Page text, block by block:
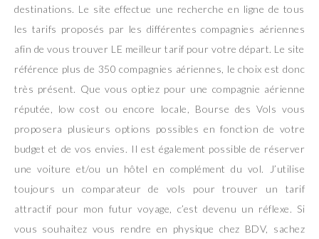
destinations. Le site effectue une recherche en ligne de tous
les tarifs proposés par les différentes compagnies aériennes
afin de vous trouver LE meilleur tarif pour votre départ. Le site
référence plus de 350 compagnies aériennes, le choix est donc
très présent. Que vous optiez pour une compagnie aérienne
réputée, low cost ou encore locale, Bourse des Vols vous
proposera plusieurs options possibles en fonction de votre
budget et de vos envies. Il est également possible de réserver
une voiture et/ou un hôtel en complément du vol. J’utilise
toujours un comparateur de vols pour trouver un tarif
attractif pour mon futur voyage, c’est devenu un réflexe. Si
vous souhaitez vous rendre en physique chez BDV, sachez